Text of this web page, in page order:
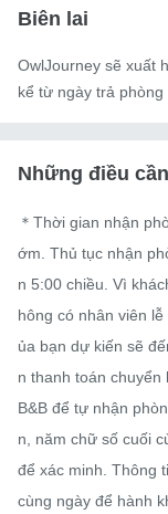
Biên lai
OwlJourney sẽ xuất
kể từ ngày trả
Những điều
＊Thời gian nhận
ớm. Thủ tục nhận
n 5:00 chiều. Vì
hông có nhân viên
ủa bạn dự kiến ​​sẽ
n thanh toán
B&B để tự nhận
n, năm chữ số cuối
để xác minh. Thông
cùng ngày để hành